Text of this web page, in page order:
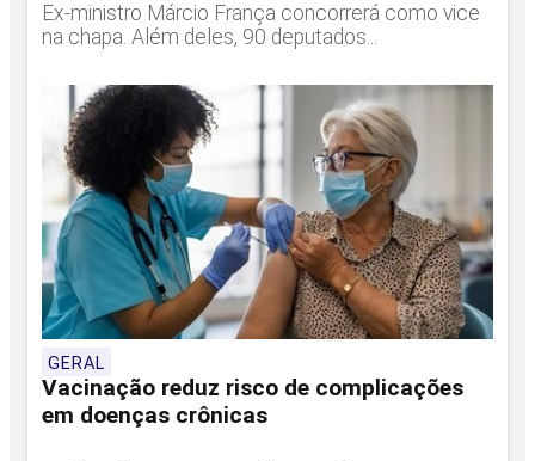
Ex-ministro Márcio França concorrerá como vice
na chapa. Além deles, 90 deputados...
GERAL
Vacinação reduz risco de complicações
em doenças crônicas